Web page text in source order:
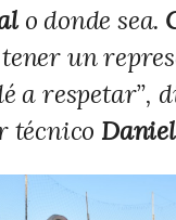
o donde sea.
un
a respetar”,
técnico